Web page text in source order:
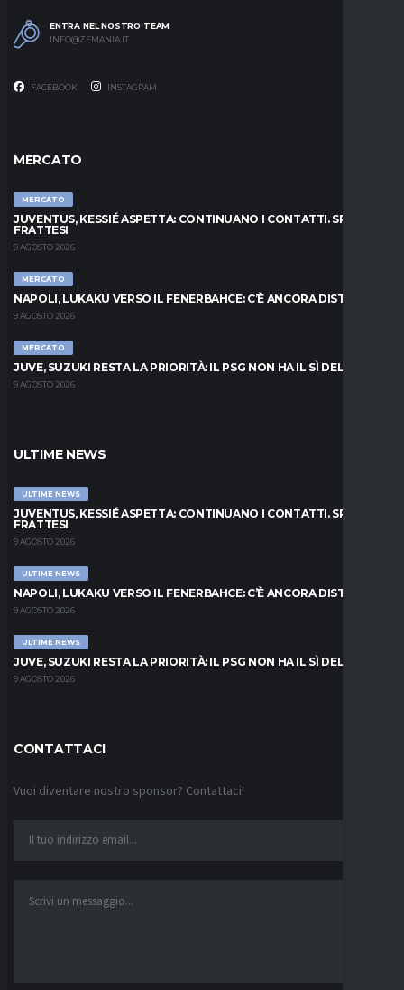
ENTRA NEL NOSTRO TEAM
INFO@ZEMANIA.IT
FACEBOOK INSTAGRAM
MERCATO
MERCATO
JUVENTUS, KESSIÉ ASPETTA: CONTINUANO I CONTATTI. SPUNTA
FRATTESI
9 AGOSTO 2026
MERCATO
NAPOLI, LUKAKU VERSO IL FENERBAHCE: C’È ANCORA DISTANZA
9 AGOSTO 2026
MERCATO
JUVE, SUZUKI RESTA LA PRIORITÀ: IL PSG NON HA IL SÌ DEL PARMA
9 AGOSTO 2026
ULTIME NEWS
ULTIME NEWS
JUVENTUS, KESSIÉ ASPETTA: CONTINUANO I CONTATTI. SPUNTA
FRATTESI
9 AGOSTO 2026
ULTIME NEWS
NAPOLI, LUKAKU VERSO IL FENERBAHCE: C’È ANCORA DISTANZA
9 AGOSTO 2026
ULTIME NEWS
JUVE, SUZUKI RESTA LA PRIORITÀ: IL PSG NON HA IL SÌ DEL PARMA
9 AGOSTO 2026
CONTATTACI
Vuoi diventare nostro sponsor? Contattaci!